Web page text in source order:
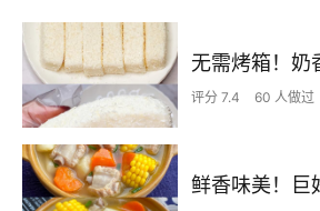
评分 7.4 60 人做过